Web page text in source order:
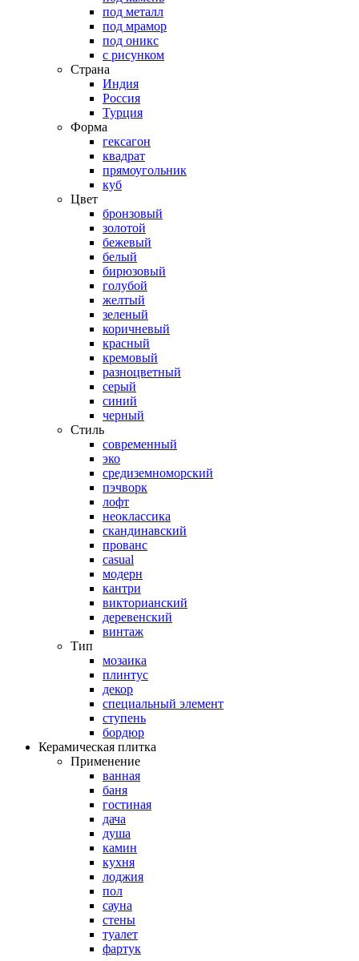
под металл
под мрамор
под оникс
с рисунком
Страна
Индия
Россия
Турция
Форма
гексагон
квадрат
прямоугольник
куб
Цвет
бронзовый
золотой
бежевый
белый
бирюзовый
голубой
желтый
зеленый
коричневый
красный
кремовый
разноцветный
серый
синий
черный
Стиль
современный
эко
средиземноморский
пэчворк
лофт
неоклассика
скандинавский
прованс
casual
модерн
кантри
викторианский
деревенский
винтаж
Тип
мозаика
плинтус
декор
специальный элемент
ступень
бордюр
Керамическая плитка
Применение
ванная
баня
гостиная
дача
душа
камин
кухня
лоджия
пол
сауна
стены
туалет
фартук